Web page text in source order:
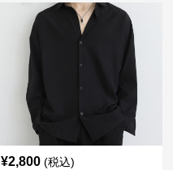
¥2,800 (税込)